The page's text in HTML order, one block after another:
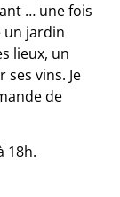
… une fois
un jardin
lieux, un
vins. Je
de
18h.